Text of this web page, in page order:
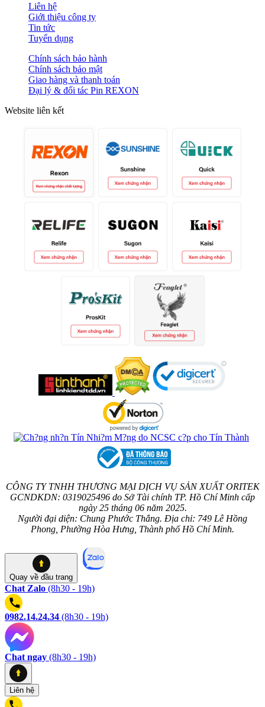
Liên hệ
Giới thiệu công ty
Tin tức
Tuyển dụng
Chính sách bảo hành
Chính sách bảo mật
Giao hàng và thanh toán
Đại lý & đối tác Pin REXON
Website liên kết
CÔNG TY TNHH THƯƠNG MẠI DỊCH VỤ SẢN XUẤT ORITEK
GCNDKDN: 0319025496 do Sở Tài chính TP. Hồ Chí Minh cấp
ngày 25 tháng 06 năm 2025.
Người đại diện: Chung Phước Thắng. Địa chỉ: 749 Lê Hồng
Phong, Phường Hòa Hưng, Thành phố Hồ Chí Minh.
Quay về đầu trang
Chat Zalo (8h30 - 19h)
0982.14.24.34 (8h30 - 19h)
Chat ngay (8h30 - 19h)
Liên hệ